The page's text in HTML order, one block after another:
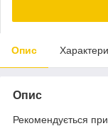
Опис
Опис
Рекомендується